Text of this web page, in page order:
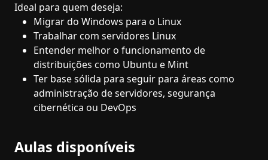
Ideal para quem deseja:
Migrar do Windows para o Linux
Trabalhar com servidores Linux
Entender melhor o funcionamento de
distribuições como Ubuntu e Mint
Ter base sólida para seguir para áreas como
administração de servidores, segurança
cibernética ou DevOps
Aulas disponíveis